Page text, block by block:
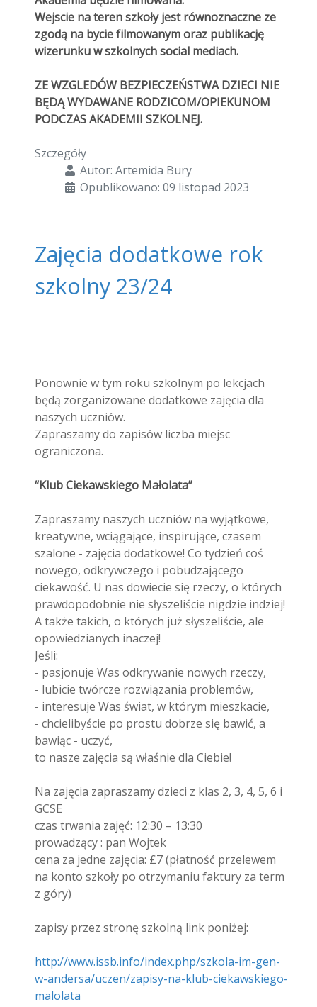
Wejscie na teren szkoły jest równoznaczne ze
zgodą na bycie filmowanym oraz publikację
wizerunku w szkolnych social mediach.
ZE WZGLEDÓW BEZPIECZEŃSTWA DZIECI NIE
BĘDĄ WYDAWANE RODZICOM/OPIEKUNOM
PODCZAS AKADEMII SZKOLNEJ.
Szczegóły
Autor: Artemida Bury
Opublikowano: 09 listopad 2023
Zajęcia dodatkowe rok
szkolny 23/24
Ponownie w tym roku szkolnym po lekcjach
będą zorganizowane dodatkowe zajęcia dla
naszych uczniów.
Zapraszamy do zapisów liczba miejsc
ograniczona.
“Klub Ciekawskiego Małolata”
Zapraszamy naszych uczniów na wyjątkowe,
kreatywne, wciągające, inspirujące, czasem
szalone - zajęcia dodatkowe! Co tydzień coś
nowego, odkrywczego i pobudzającego
ciekawość. U nas dowiecie się rzeczy, o których
prawdopodobnie nie słyszeliście nigdzie indziej!
A także takich, o których już słyszeliście, ale
opowiedzianych inaczej!
Jeśli:
- pasjonuje Was odkrywanie nowych rzeczy,
- lubicie twórcze rozwiązania problemów,
- interesuje Was świat, w którym mieszkacie,
- chcielibyście po prostu dobrze się bawić, a
bawiąc - uczyć,
to nasze zajęcia są właśnie dla Ciebie!
Na zajęcia zapraszamy dzieci z klas 2, 3, 4, 5, 6 i
GCSE
czas trwania zajęć: 12:30 – 13:30
prowadzący : pan Wojtek
cena za jedne zajęcia: £7 (płatność przelewem
na konto szkoły po otrzymaniu faktury za term
z góry)
zapisy przez stronę szkolną link poniżej:
http://www.issb.info/index.php/szkola-im-gen-
w-andersa/uczen/zapisy-na-klub-ciekawskiego-
malolata